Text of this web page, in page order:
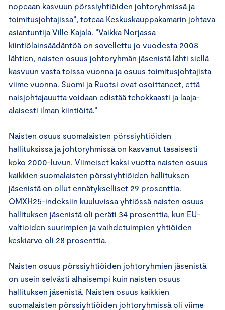
nopeaan kasvuun pörssiyhtiöiden johtoryhmissä ja
toimitusjohtajissa”, toteaa Keskuskauppakamarin johtava
asiantuntija Ville Kajala. ”Vaikka Norjassa
kiintiölainsäädäntöä on sovellettu jo vuodesta 2008
lähtien, naisten osuus johtoryhmän jäsenistä lähti siellä
kasvuun vasta toissa vuonna ja osuus toimitusjohtajista
viime vuonna. Suomi ja Ruotsi ovat osoittaneet, että
naisjohtajauutta voidaan edistää tehokkaasti ja laaja-
alaisesti ilman kiintiöitä.”
Naisten osuus suomalaisten pörssiyhtiöiden
hallituksissa ja johtoryhmissä on kasvanut tasaisesti
koko 2000-luvun. Viimeiset kaksi vuotta naisten osuus
kaikkien suomalaisten pörssiyhtiöiden hallituksen
jäsenistä on ollut ennätykselliset 29 prosenttia.
OMXH25-indeksiin kuuluvissa yhtiössä naisten osuus
hallituksen jäsenistä oli peräti 34 prosenttia, kun EU-
valtioiden suurimpien ja vaihdetuimpien yhtiöiden
keskiarvo oli 28 prosenttia.
Naisten osuus pörssiyhtiöiden johtoryhmien jäsenistä
on usein selvästi alhaisempi kuin naisten osuus
hallituksen jäsenistä. Naisten osuus kaikkien
suomalaisten pörssiyhtiöiden johtoryhmissä oli viime